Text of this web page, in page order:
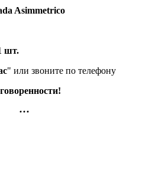
Asimmetrico
шт.
" или звоните по телефону